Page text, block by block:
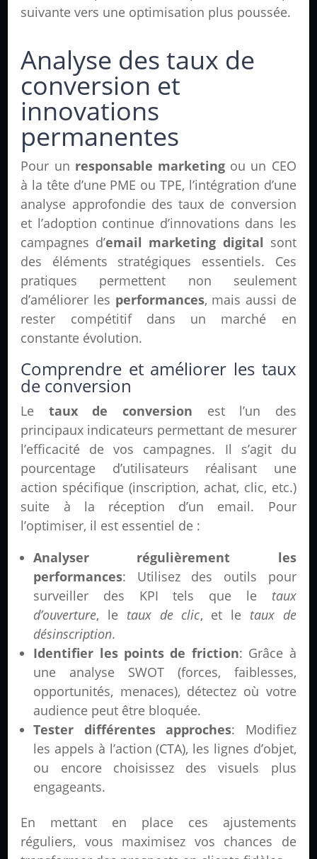
suivante vers une optimisation plus poussée.
Analyse des taux de
conversion et
innovations
permanentes
Pour un responsable marketing ou un CEO
à la tête d’une PME ou TPE, l’intégration d’une
analyse approfondie des taux de conversion
et l’adoption continue d’innovations dans les
campagnes d’email marketing digital sont
des éléments stratégiques essentiels. Ces
pratiques permettent non seulement
d’améliorer les performances, mais aussi de
rester compétitif dans un marché en
constante évolution.
Comprendre et améliorer les taux
de conversion
Le taux de conversion est l’un des
principaux indicateurs permettant de mesurer
l’efficacité de vos campagnes. Il s’agit du
pourcentage d’utilisateurs réalisant une
action spécifique (inscription, achat, clic, etc.)
suite à la réception d’un email. Pour
l’optimiser, il est essentiel de :
Analyser régulièrement les
performances: Utilisez des outils pour
surveiller des KPI tels que le taux
d’ouverture, le taux de clic, et le taux de
désinscription.
Identifier les points de friction: Grâce à
une analyse SWOT (forces, faiblesses,
opportunités, menaces), détectez où votre
audience peut être bloquée.
Tester différentes approches: Modifiez
les appels à l’action (CTA), les lignes d’objet,
ou encore choisissez des visuels plus
engageants.
En mettant en place ces ajustements
réguliers, vous maximisez vos chances de